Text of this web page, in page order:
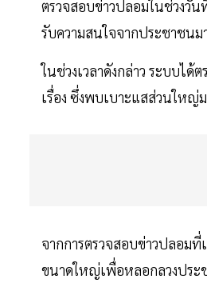
ตรวจสอบข่าวปลอมในช่วงวั
รับความสนใจจากประชาชน
ในช่วงเวลาดังกล่าว ระบบไ
เรื่อง ซึ่งพบเบาะแสส่วนใหญ่
จากการตรวจสอบข่าวปลอม
ขนาดใหญ่เพื่อหลอกลวงประ